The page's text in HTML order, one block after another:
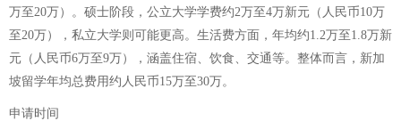
万至20万）。硕士阶段，公立大学学费约2万至4万新元（人民币10万
至20万），私立大学则可能更高。生活费方面，年均约1.2万至1.8万新
元（人民币6万至9万），涵盖住宿、饮食、交通等。整体而言，新加
坡留学年均总费用约人民币15万至30万。
申请时间